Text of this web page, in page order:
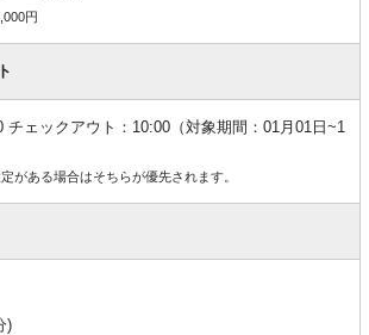
円
チェックアウト：10:00（対象期間：01月01日~1
がある場合はそちらが優先されます。
)